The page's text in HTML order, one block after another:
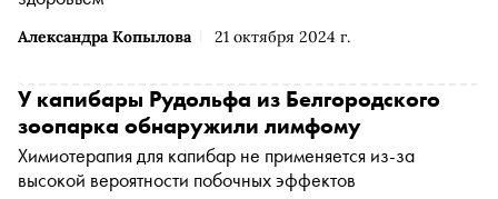
Александра Копылова 21 октября 2024 г.
У капибары Рудольфа из Белгородского
зоопарка обнаружили лимфому
Химиотерапия для капибар не применяется из-за
высокой вероятности побочных эффектов